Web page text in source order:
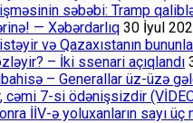
səbəbi: Tramp
— Xəbərdarlıq 30 İyul
və Qazaxıstanın
– İki ssenari açıqlandı
– Generallar üz-üzə
cəmi 7-si ödənişsizdir
İİV-ə yoluxanların sayı üç